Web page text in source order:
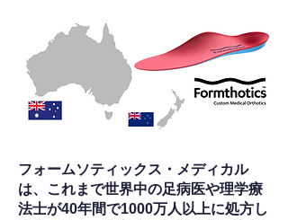
フォームソティックス・メディカル
は、これまで世界中の足病医や理学療
法士が40年間で1000万人以上に処方し